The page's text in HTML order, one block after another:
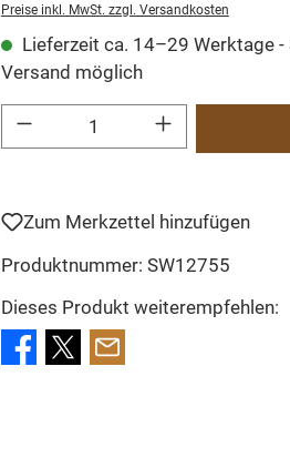
Preise inkl. MwSt. zzgl. Versandkosten
Lieferzeit ca. 14–29 Werktage
Versand möglich
Produkt Anzahl: Gib den gewünschten Wert
Zum Merkzettel hinzufügen
Produktnummer: SW12755
Dieses Produkt weiterempfehlen: